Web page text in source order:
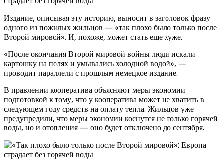
Издание, описывая эту историю, выносит в заголовок фразу
одного из пожилых жильцов — «так плохо было только после
Второй мировой». И, похоже, может стать еще хуже.
«После окончания Второй мировой войны люди искали
картошку на полях и умывались холодной водой», —
проводит параллели с прошлым немецкое издание.
В правлении кооператива объясняют меры экономии
подготовкой к тому, что у кооператива может не хватить в
следующем году средств на оплату тепла. Жильцов уже
предупредили, что меры экономии коснутся не только горячей
воды, но и отопления — оно будет отключено до сентября.